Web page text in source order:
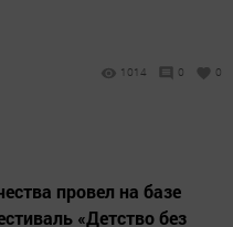
1014 0 0
провел на базе
«Детство без